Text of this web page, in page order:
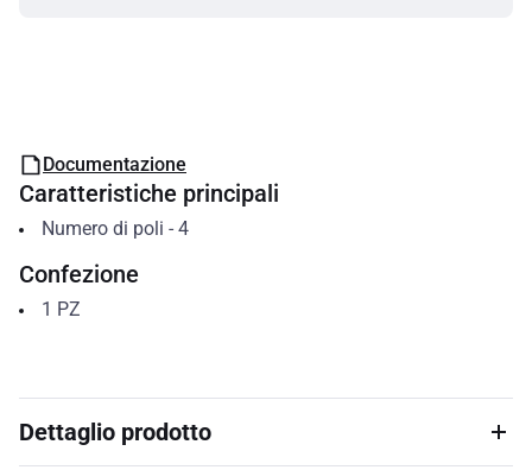
Documentazione
Caratteristiche principali
Numero di poli - 4
Confezione
1 PZ
Dettaglio prodotto